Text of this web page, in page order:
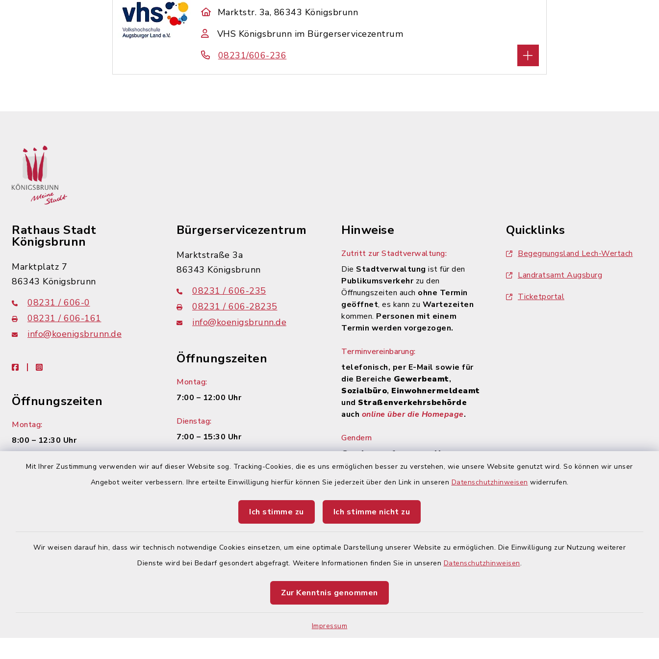
Mit Ihrer Zustimmung verwenden wir auf dieser Website sog. Tracking-Cookies, die es uns ermöglichen besser zu verstehen, wie unsere Website genutzt wird. So können wir unser
Angebot weiter verbessern. Ihre erteilte Einwilligung hierfür können Sie jederzeit über den Link in unseren Datenschutzhinweisen widerrufen.
Ich stimme zu Ich stimme nicht zu
Wir weisen darauf hin, dass wir technisch notwendige Cookies einsetzen, um eine optimale Darstellung unserer Website zu ermöglichen. Die Einwilligung zur Nutzung weiterer
Dienste wird bei Bedarf gesondert abgefragt. Weitere Informationen finden Sie in unseren Datenschutzhinweisen.
Zur Kenntnis genommen
Impressum
Marktstr. 3a, 86343 Königsbrunn
VHS Königsbrunn im Bürgerservicezentrum
08231/606-236
Rathaus Stadt
Königsbrunn
Marktplatz 7
86343 Königsbrunn
08231 / 606-0
08231 / 606-161
info@koenigsbrunn.de
facebookinstagram
Öffnungszeiten
Montag:
8:00 – 12:30 Uhr
Dienstag:
Donnerstag:
8:00 – 12:30 Uhr und 14:00 – 18:00
Bürgerservicezentrum
Marktstraße 3a
86343 Königsbrunn
08231 / 606-235
08231 / 606-28235
info@koenigsbrunn.de
Öffnungszeiten
Montag:
7:00 – 12:00 Uhr
Dienstag:
7:00 – 15:30 Uhr
8:00 – 12:00 Uhr und 14:00 – 17:30
Freitag:
8:00 – 12:00 Uhr –nur mit Termin!
Hinweise
Zutritt zur Stadtverwaltung:
Die Stadtverwaltung ist für den
Publikumsverkehr zu den
Öffnungszeiten auch ohne Termin
geöffnet, es kann zu Wartezeiten
kommen. Personen mit einem
Termin werden vorgezogen.
Terminvereinbarung:
telefonisch, per E-Mail sowie für
die Bereiche Gewerbeamt,
Sozialbüro, Einwohnermeldeamt
und Straßenverkehrsbehörde
auch online über die Homepage.
Gendern
Gendern auf unserer Homepage:
Auf den Seiten des Internet-
Auftritts der Stadt Königsbrunn
Lesbarkeit nicht durchgehend
gegendert. Wir weisen
ausdrücklich darauf hin, dass
(m/w/d) angesprochen werden.
Quicklinks
Begegnungsland Lech-Wertach
Landratsamt Augsburg
Ticketportal